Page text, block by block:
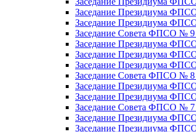
Заседание Президиума
Заседание Президиума
Заседание Совета ФПСО № 9
Заседание Президиума
Заседание Президиума
Заседание Президиума
Заседание Совета ФПСО № 8
Заседание Президиума
Заседание Президиума
Заседание Совета ФПСО № 7
Заседание Президиума
Заседание Президиума